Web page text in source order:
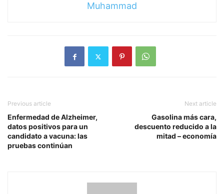
Muhammad
Previous article
Enfermedad de Alzheimer,
datos positivos para un
candidato a vacuna: las
pruebas continúan
Next article
Gasolina más cara,
descuento reducido a la
mitad – economía